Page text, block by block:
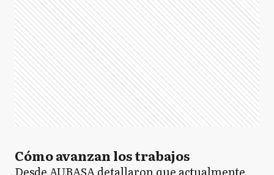
Cómo avanzan los trabajos
Desde AUBASA detallaron que actualmente